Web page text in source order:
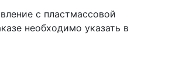
с пластмассовой
необходимо указать в